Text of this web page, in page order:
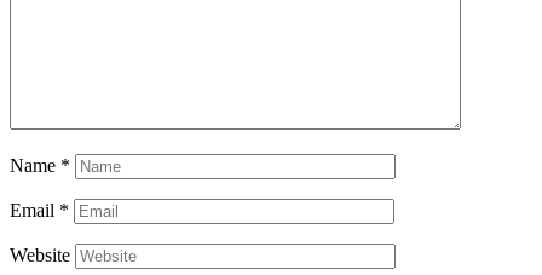
Name *
Email *
Website